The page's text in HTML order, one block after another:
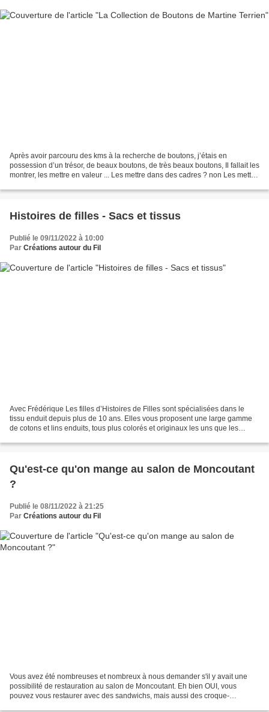
Après avoir parcouru des kms à la recherche de boutons, j’étais en
possession d’un trésor, de beaux boutons, de très beaux boutons, Il fallait les
montrer, les mettre en valeur ... Les mettre dans des cadres ? non Les mettre
Histoires de filles - Sacs et tissus
Publié le 09/11/2022 à 10:00
Par Créations autour du Fil
Avec Frédérique Les filles d’Histoires de Filles sont spécialisées dans le
tissu enduit depuis plus de 10 ans. Elles vous proposent une large gamme
de cotons et lins enduits, tous plus colorés et originaux les uns que les
Qu'est-ce qu'on mange au salon de Moncoutant
?
Publié le 08/11/2022 à 21:25
Par Créations autour du Fil
Vous avez été nombreuses et nombreux à nous demander s'il y avait une
possibilité de restauration au salon de Moncoutant. Eh bien OUI, vous
pouvez vous restaurer avec des sandwichs, mais aussi des croque-